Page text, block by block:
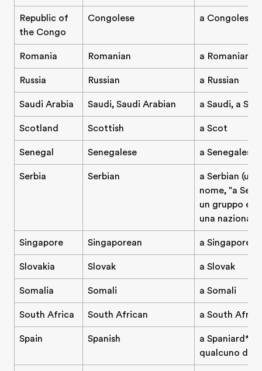
Republic of
the Congo
Congolese a Congolese
Romania Romanian a Romanian
Russia Russian a Russian
Saudi Arabia Saudi, Saudi Arabian a Saudi, a
Scotland Scottish a Scot
Senegal Senegalese a Senegalese
Serbia Serbian
a Serbian
nome, "a
un gruppo
una
Singapore Singaporean a Singaporean
Slovakia Slovak a Slovak
Somalia Somali a Somali
South Africa South African a South
Spain Spanish
a Spaniard*
qualcuno